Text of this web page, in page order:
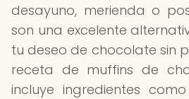
desayuno, merienda o
son una excelente
tu deseo de chocolate sin
receta de muffins de
incluye ingredientes